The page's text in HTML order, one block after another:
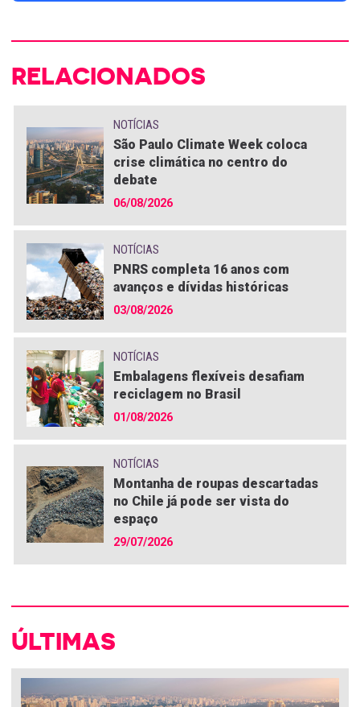
RELACIONADOS
NOTÍCIAS
São Paulo Climate Week coloca
crise climática no centro do
debate
06/08/2026
NOTÍCIAS
PNRS completa 16 anos com
avanços e dívidas históricas
03/08/2026
NOTÍCIAS
Embalagens flexíveis desafiam
reciclagem no Brasil
01/08/2026
NOTÍCIAS
Montanha de roupas descartadas
no Chile já pode ser vista do
espaço
29/07/2026
ÚLTIMAS